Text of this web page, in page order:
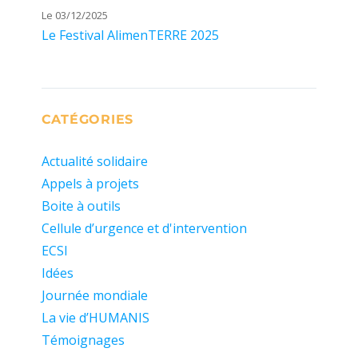
Le 03/12/2025
Le Festival AlimenTERRE 2025
CATÉGORIES
Actualité solidaire
Appels à projets
Boite à outils
Cellule d’urgence et d'intervention
ECSI
Idées
Journée mondiale
La vie d’HUMANIS
Témoignages